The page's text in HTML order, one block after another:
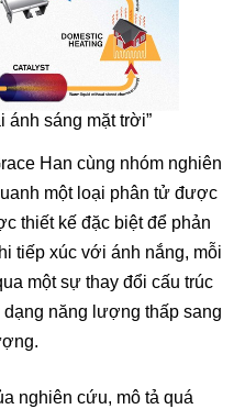
ánh sáng mặt trời”
Han cùng nhóm nghiên
một loại phân tử được
thiết kế đặc biệt để phản
tiếp xúc với ánh nắng, mỗi
một sự thay đổi cấu trúc
năng lượng thấp sang
nghiên cứu, mô tả quá